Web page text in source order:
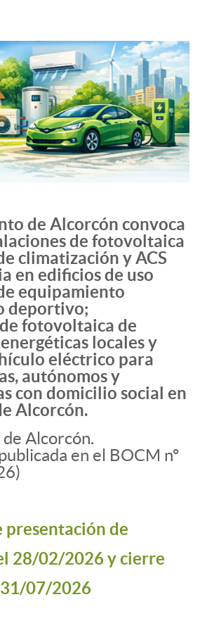
de Alcorcón convoca
de fotovoltaica
climatización y ACS
en edificios de uso
equipamiento
deportivo;
fotovoltaica de
locales y
eléctrico para
autónomos y
con domicilio social en
Alcorcón.
Alcorcón.
en el BOCM nº
de
28/02/2026 y cierre
07/2026